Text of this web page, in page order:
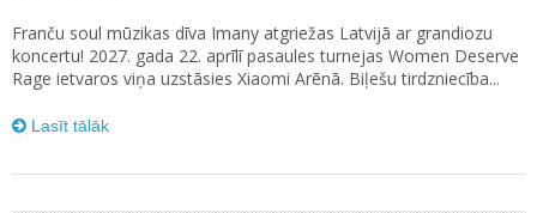
Franču soul mūzikas dīva Imany atgriežas Latvijā ar grandiozu
koncertu! 2027. gada 22. aprīlī pasaules turnejas Women Deserve
Rage ietvaros viņa uzstāsies Xiaomi Arēnā. Biļešu tirdzniecība...
Lasīt tālāk